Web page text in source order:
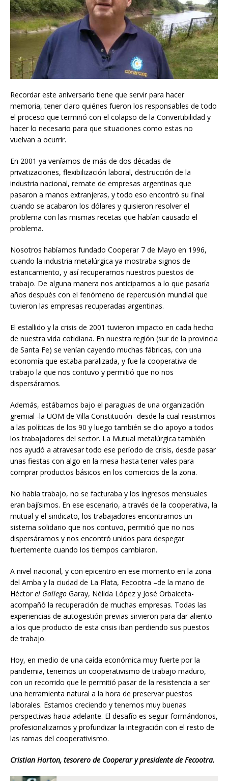
Recordar este aniversario tiene que servir para hacer
memoria, tener claro quiénes fueron los responsables de todo
el proceso que terminó con el colapso de la Convertibilidad y
hacer lo necesario para que situaciones como estas no
vuelvan a ocurrir.
En 2001 ya veníamos de más de dos décadas de
privatizaciones, flexibilización laboral, destrucción de la
industria nacional, remate de empresas argentinas que
pasaron a manos extranjeras, y todo eso encontró su final
cuando se acabaron los dólares y quisieron resolver el
problema con las mismas recetas que habían causado el
problema.
Nosotros habíamos fundado Cooperar 7 de Mayo en 1996,
cuando la industria metalúrgica ya mostraba signos de
estancamiento, y así recuperamos nuestros puestos de
trabajo. De alguna manera nos anticipamos a lo que pasaría
años después con el fenómeno de repercusión mundial que
tuvieron las empresas recuperadas argentinas.
El estallido y la crisis de 2001 tuvieron impacto en cada hecho
de nuestra vida cotidiana. En nuestra región (sur de la provincia
de Santa Fe) se venían cayendo muchas fábricas, con una
economía que estaba paralizada, y fue la cooperativa de
trabajo la que nos contuvo y permitió que no nos
dispersáramos.
Además, estábamos bajo el paraguas de una organización
gremial -la UOM de Villa Constitución- desde la cual resistimos
a las políticas de los 90 y luego también se dio apoyo a todos
los trabajadores del sector. La Mutual metalúrgica también
nos ayudó a atravesar todo ese período de crisis, desde pasar
unas fiestas con algo en la mesa hasta tener vales para
comprar productos básicos en los comercios de la zona.
No había trabajo, no se facturaba y los ingresos mensuales
eran bajísimos. En ese escenario, a través de la cooperativa, la
mutual y el sindicato, los trabajadores encontramos un
sistema solidario que nos contuvo, permitió que no nos
dispersáramos y nos encontró unidos para despegar
fuertemente cuando los tiempos cambiaron.
A nivel nacional, y con epicentro en ese momento en la zona
del Amba y la ciudad de La Plata, Fecootra –de la mano de
Héctorel Gallego Garay, Nélida López y José Orbaiceta-
acompañó la recuperación de muchas empresas. Todas las
experiencias de autogestión previas sirvieron para dar aliento
a los que producto de esta crisis iban perdiendo sus puestos
de trabajo.
Hoy, en medio de una caída económica muy fuerte por la
pandemia, tenemos un cooperativismo de trabajo maduro,
con un recorrido que le permitió pasar de la resistencia a ser
una herramienta natural a la hora de preservar puestos
laborales. Estamos creciendo y tenemos muy buenas
perspectivas hacia adelante. El desafío es seguir formándonos,
profesionalizarnos y profundizar la integración con el resto de
las ramas del cooperativismo.
Cristian Horton, tesorero de Cooperar y presidente de Fecootra.